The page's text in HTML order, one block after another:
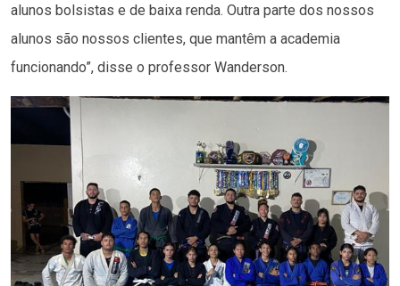
alunos bolsistas e de baixa renda. Outra parte dos nossos
alunos são nossos clientes, que mantêm a academia
funcionando”, disse o professor Wanderson.